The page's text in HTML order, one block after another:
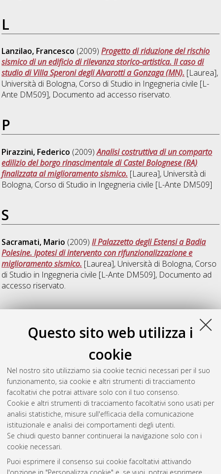
Questo sito web utilizza i
cookie
Nel nostro sito utilizziamo sia cookie tecnici necessari per il suo
funzionamento, sia cookie e altri strumenti di tracciamento
facoltativi che potrai attivare solo con il tuo consenso.
Cookie e altri strumenti di tracciamento facoltativi sono usati per
analisi statistiche, misure sull'efficacia della comunicazione
istituzionale e analisi dei comportamenti degli utenti.
Se chiudi questo banner continuerai la navigazione solo con i
cookie necessari.
Puoi esprimere il consenso sui cookie facoltativi attivando
L
Lanzilao, Francesco (2009)Progetto di riduzione del rischio
sismico di un edificio di rilevanza storico-artistica. Il caso di
studio di Villa Speroni degli Alvarotti a Gonzaga (MN). [Laurea],
Università di Bologna, Corso di Studio in Ingegneria civile [L-
Ante DM509], Documento ad accesso riservato.
P
Pirazzini, Federico (2009)Analisi costruttiva di un comparto
edilizio del borgo rinascimentale di Castel Bolognese (RA)
finalizzata al miglioramento sismico. [Laurea], Università di
Bologna, Corso di Studio in Ingegneria civile [L-Ante DM509]
S
Sacramati, Mario (2009)Il Palazzetto degli Estensi a Badia
Polesine. Ipotesi di intervento con rifunzionalizzazione e
miglioramento sismico. [Laurea], Università di Bologna, Corso
di Studio in Ingegneria civile [L-Ante DM509], Documento ad
accesso riservato.
T
Toma, Roberta
dell'architettura come fondamento per la definizione degli
Lugo(RA).[Laurea], Università di Bologna, Corso di Studio in
Ingegneria civile [L-Ante DM509], Documento ad accesso
riservato.
Questa lista e' stata generata ilSun Aug 9 18:56:48 2026
CEST
Atom